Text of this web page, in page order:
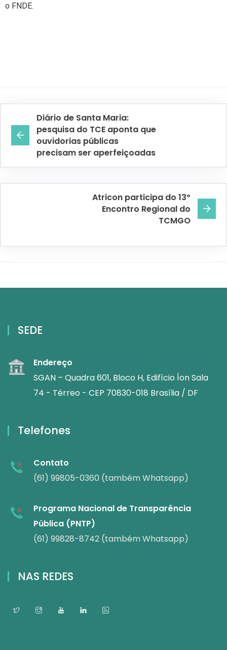
o FNDE.
Diário de Santa Maria:
pesquisa do TCE aponta que
ouvidorias públicas
precisam ser aperfeiçoadas
Atricon participa do 13º
Encontro Regional do
TCMGO
SEDE
Endereço
SGAN – Quadra 601, Bloco H, Edifício Íon Sala
74 - Térreo - CEP 70830-018 Brasília / DF
Telefones
Contato
(61) 99805-0360 (também Whatsapp)
Programa Nacional de Transparência
Pública (PNTP)
(61) 99828-8742 (também Whatsapp)
NAS REDES